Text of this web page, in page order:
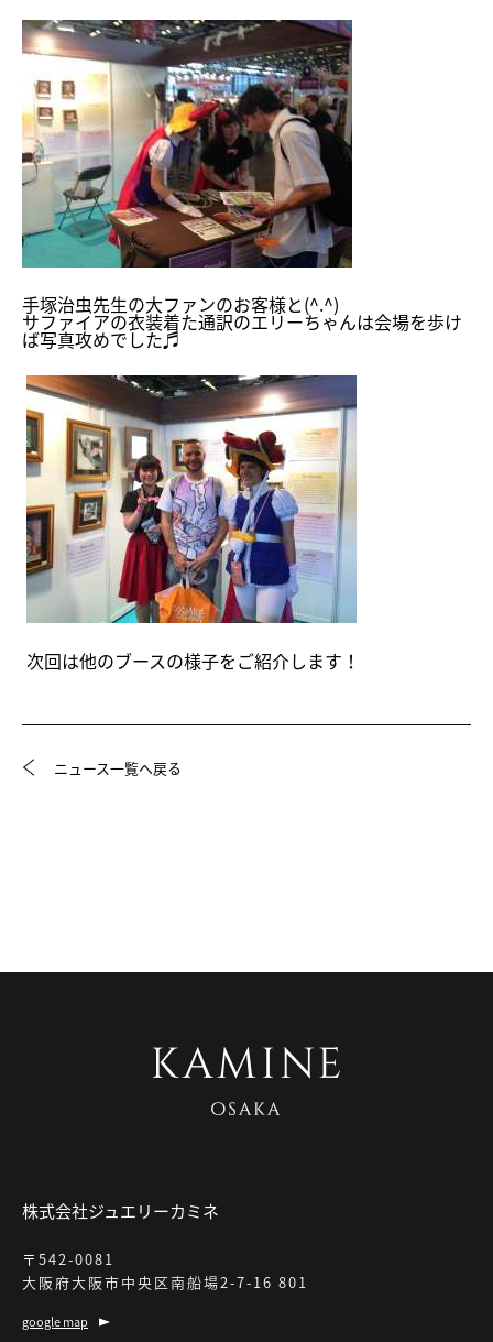
手塚治虫先生の大ファンのお客様と(^.^)
サファイアの衣装着た通訳のエリーちゃんは会場を歩け
ば写真攻めでした♬
次回は他のブースの様子をご紹介します！
ニュース一覧へ戻る
株式会社ジュエリーカミネ
〒542-0081
大阪府大阪市中央区南船場2-7-16 801
google map